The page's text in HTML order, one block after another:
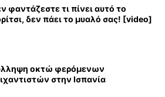
φαντάζεστε τι πίνει αυτό το
δεν πάει το μυαλό σας! [video]
οκτώ φερόμενων
στην Ισπανία